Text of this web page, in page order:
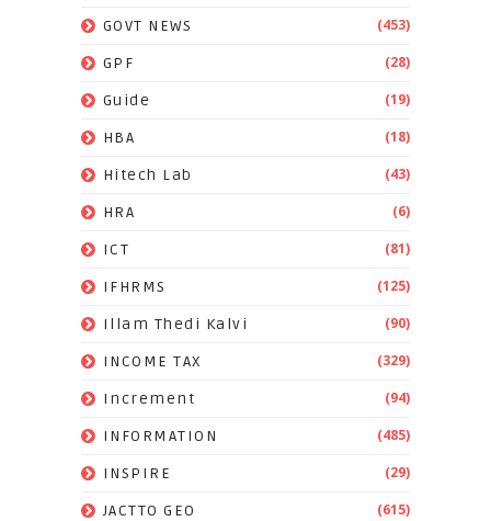
GOVT NEWS (453)
GPF (28)
Guide (19)
HBA (18)
Hitech Lab (43)
HRA (6)
ICT (81)
IFHRMS (125)
Illam Thedi Kalvi (90)
INCOME TAX (329)
Increment (94)
INFORMATION (485)
INSPIRE (29)
JACTTO GEO (615)